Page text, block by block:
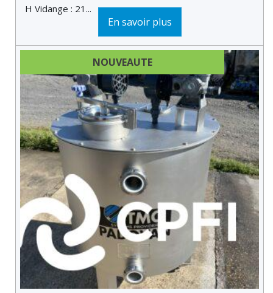
En savoir plus
H Vidange : 21...
NOUVEAUTE
DERNIÈRE MINUTE